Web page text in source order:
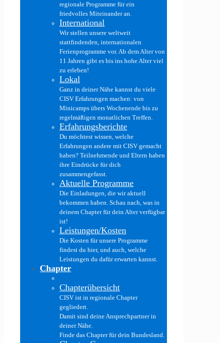
regionale Programme für ein
friedvolles Miteinander an.
International
Wir stellen unsere weltweit
stattfindenden, internationalen
Ferienprogramme vor. Ab dem Alter von
11 Jahren gibt es bis ins hohe Alter viel
zu erleben!
Lokal
Ganz in deiner Nähe kannst du viele
CISV Erfahrungen machen: von
Minicamps übers Wochenende bis zu
regelmäßigen monatlichen Treffen.
Erfahrungsberichte
Du möchtest wissen, welche
Erfahrungen andere mit CISV gemacht
haben? Teilnehmende und Eltern haben
ihre Eindrücke für dich
zusammengefasst.
Aktuelle Programme
Die Einladungen, die wir aktuell
bekommen haben. Schau nach, was in
deinem Chapter für dein Alter verfügbar
ist!
Leistungen/Kosten
Die Kosten für unsere Programme
findest du hier, und auch, welche
Leistungen du dafür erwarten kannst.
Chapter
Chapterübersicht
CISV ist in regionale Chapter
gegliedert.
Damit sind deine Ansprechpartner in
deiner Nähe.
Finde das Chapter für dein Bundesland.